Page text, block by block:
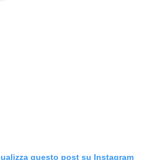
questo post su Instagram